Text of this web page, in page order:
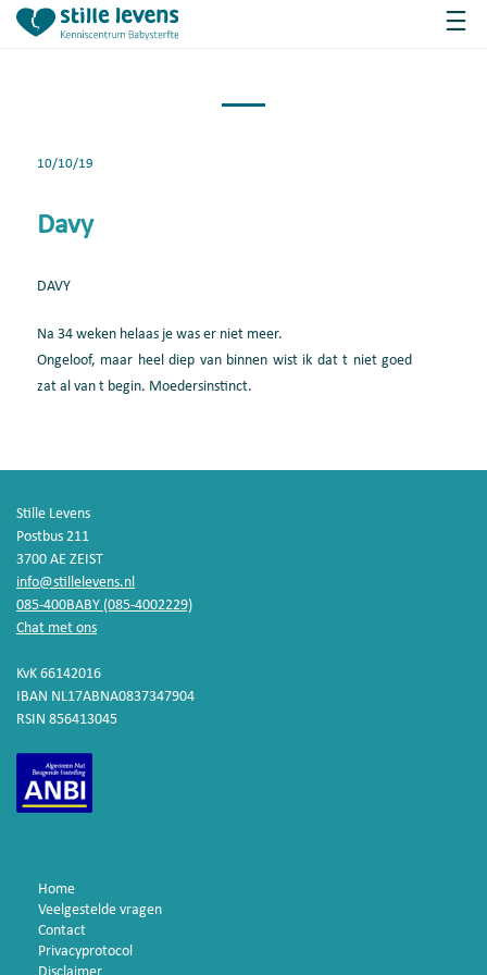
10/10/19
Davy
DAVY
Na 34 weken helaas je was er niet meer.
Ongeloof, maar heel diep van binnen wist ik dat t niet goed
zat al van t begin. Moedersinstinct.
Stille Levens
Postbus 211
3700 AE ZEIST
info@stillelevens.nl
085-400BABY (085-4002229)
Chat met ons
KvK 66142016
IBAN NL17ABNA0837347904
RSIN 856413045
Home
Veelgestelde vragen
Contact
Privacyprotocol